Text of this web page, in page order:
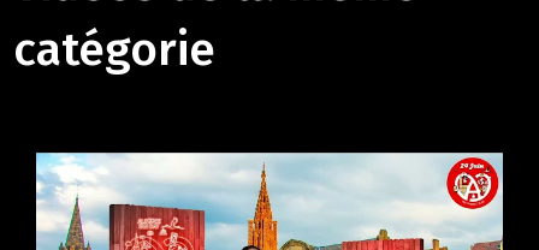
catégorie